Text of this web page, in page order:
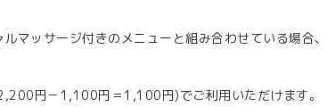
マッサージ付きのメニューと組み合わせている場合、
円－1,100円＝1,100円)でご利用いただけます。